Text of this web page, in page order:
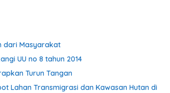
dari Masyarakat
UU no 8 tahun 2014
Turun Tangan
Lahan Transmigrasi dan Kawasan Hutan di